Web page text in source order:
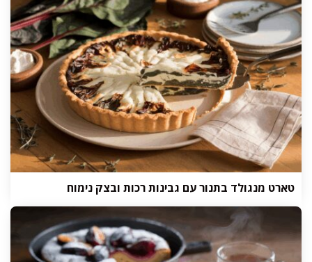
טארט מנגולד בתנור עם גבינות רכות ובצק נימוח